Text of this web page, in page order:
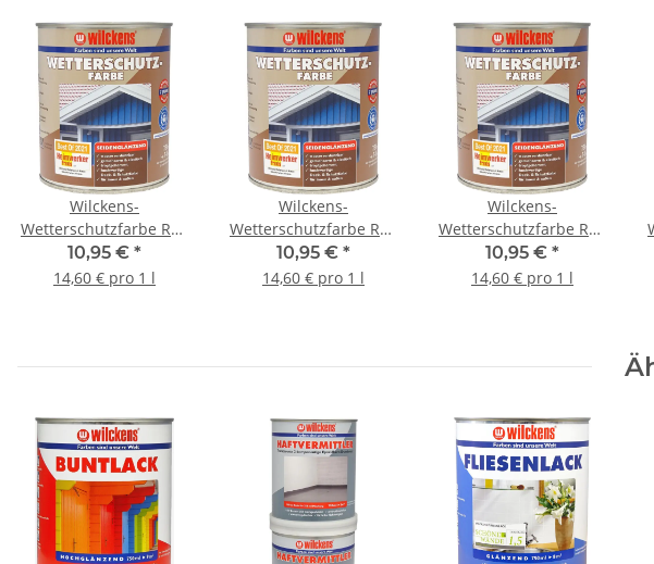
Wilckens-
Wetterschutzfarbe RAL
6002 Laubgrün 0,75 l
10,95 € *
14,60 € pro 1 l
Wilckens-
Wetterschutzfarbe RAL
6005 Moosgrün 0,75 l
10,95 € *
14,60 € pro 1 l
Wilckens-
Wetterschutzfarbe RAL
7001 Silbergrau 0,75 l
10,95 € *
14,60 € pro 1 l